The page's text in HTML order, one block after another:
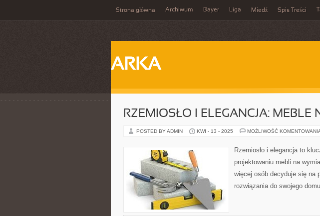
Strona główna Archiwum Bayer Liga Miedź Spis Treści
ARKA
RZEMIOSŁO I ELEGANCJA: MEBLE
POSTED BY ADMIN KWI - 13 - 2025 MOŻLIWOŚĆ
Rzemiosło i elegancja to
projektowaniu mebli na
więcej osób decyduje się na
rozwiązania do swojego